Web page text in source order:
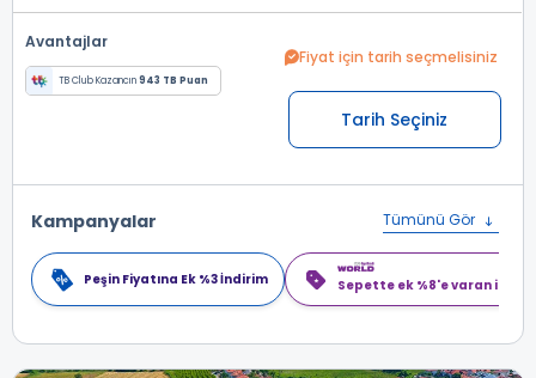
Avantajlar
TB Club Kazancın943 TB Puan
Fiyat için tarih seçmelisiniz
Tarih Seçiniz
Kampanyalar Tümünü Gör
Peşin Fiyatına Ek %3 İndirim Sepette ek %8'e varan